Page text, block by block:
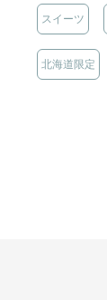
スイーツ
北海道限定